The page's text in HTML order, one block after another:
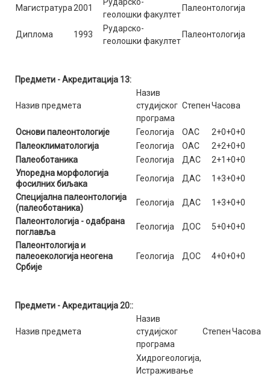
Магистратура 2001
геолошки факултет
Палеонтологија
Диплома 1993
Рударско-
геолошки факултет
Палеонтологија
Предмети - Акредитација 13:
Назив предмета
Назив
студијског
програма
СтепенЧасова
Основи палеонтологије Геологија ОАС
2+0+0+0
Палеоклиматологија
Геологија ОАС
2+2+0+0
Палеоботаника
Геологија ДАС
2+1+0+0
Упоредна морфологија
фосилних биљака
Геологија ДАС
1+3+0+0
Специјална палеонтологија
(палеоботаника)
Геологија ДАС
1+3+0+0
Палеонтологија - одабрана
поглавља
Геологија ДОС
5+0+0+0
Палеонтологија и
палеоекологија неогена
Србије
Геологија ДОС 4+0+0+0
Предмети - Акредитација 20::
Назив предмета
Назив
студијског
програма
СтепенЧасова
Хидрогеологија,
Истраживање